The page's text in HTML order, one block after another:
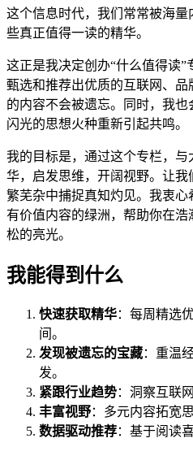
这个信息时代，我们常常被海
些真正值得一读的精华。
这正是我决定创办“什么值得读
甄选和推荐出优质的互联网、
的内容不会被遗忘。同时，我
闪光的思想火种重新引起共鸣。
我的目标是，通过这个专栏，
华，启发思维，开阔视野。让
繁芜杂中捕捉真知灼见。我衷
有价值内容的绿洲，帮助你在
松的亮光。
我能得到什么
快速获取精华：每周精选
间。
发现被遗忘的宝藏：重温
发。
紧跟行业趋势：洞察互联
丰富视野：多元内容拓宽
数据驱动推荐：基于阅读